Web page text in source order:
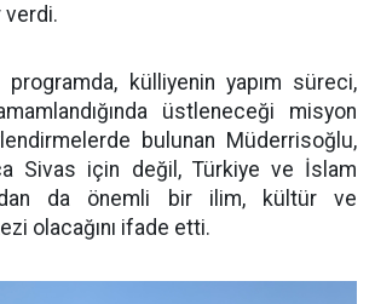
verdi.
programda, külliyenin yapım süreci,
üstleneceği misyon
bulunan Müderrisoğlu,
Sivas için değil, Türkiye ve İslam
da önemli bir ilim, kültür ve
olacağını ifade etti.